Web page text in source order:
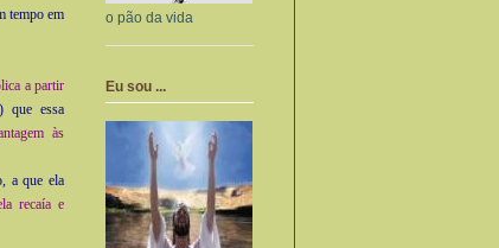
tempo em
a partir
que essa
às
a que ela
recaía e
o pão da vida
Eu sou ...